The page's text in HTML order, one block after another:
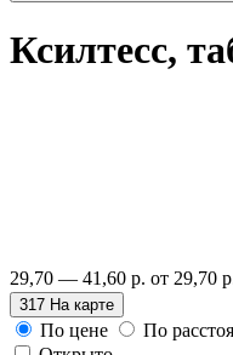
Ксилтесс,
29,70 — 41,60 р. от 29,70
317 На карте
По цене
По